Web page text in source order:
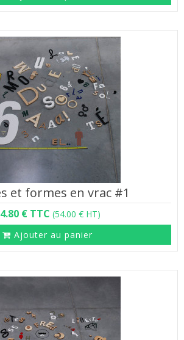
et formes en vrac #1
€ TTC (54.00 € HT)
Ajouter au panier